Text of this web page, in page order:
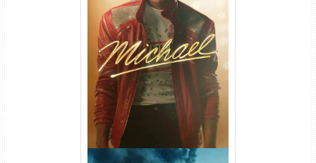
Michael Torrent (2026) WEB-
DL 1080p/4K Dual Áudio